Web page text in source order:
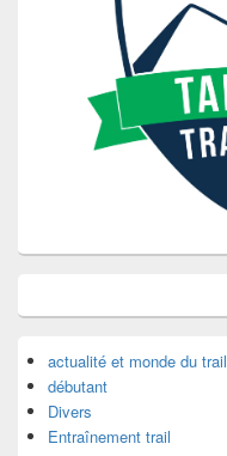
actualité et monde du trail
débutant
Divers
Entraînement trail